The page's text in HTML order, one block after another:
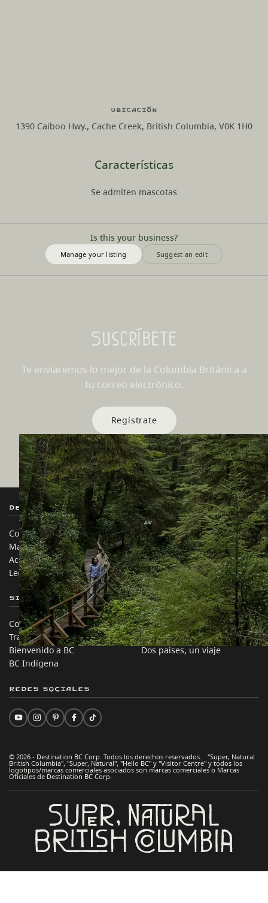
Características
Se admiten mascotas
Is this your business?
Manage your listing Suggest an edit
Ubicación
1390 Caiboo Hwy., Cache Creek, British Columbia, V0K 1H0
Suscríbete
Te enviaremos lo mejor de la Columbia Británica a
tu correo electrónico.
Regístrate
Destination BC
Contáctanos
Mapa del sitio
Acerca de
Legal y Políticas
Nuestros Sitios
Industria de Viajes
Medios
Corporativo
简体中文 – China
Sitios de Socios
Comercio e Inversión BC
Trabaja en BC
Bienvenido a BC
BC Indígena
En este sitio
Ideas de viaje
Consejos Prácticos
Dos países, un viaje
© 2026 - Destination BC Corp. Todos los derechos reservados. "Super, Natural
British Columbia", "Super, Natural", "Hello BC" y "Visitor Centre" y todos los
logotipos/marcas comerciales asociados son marcas comerciales o Marcas
Oficiales de Destination BC Corp.
Redes sociales